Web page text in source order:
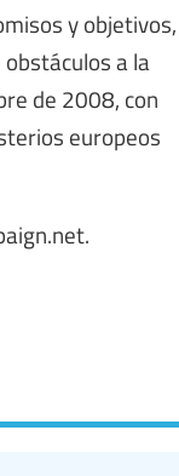
y objetivos,
a la
de 2008, con
europeos